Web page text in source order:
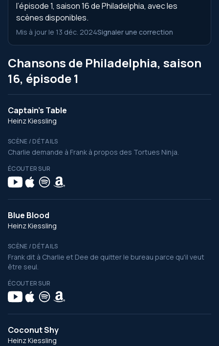
l’épisode 1, saison 16 de Philadelphia, avec les
scènes disponibles.
Mis à jour le 13 déc. 2024Signaler une correction
Chansons de Philadelphia, saison
16, épisode 1
Captain's Table
Heinz Kiessling
SCÈNE / DÉTAILS
Charlie demande à Frank à propos des Tortues Ninja.
ÉCOUTER SUR
Blue Blood
Heinz Kiessling
SCÈNE / DÉTAILS
Frank dit à Charlie et Dee de quitter le bureau parce qu'il veut
être seul.
ÉCOUTER SUR
Coconut Shy
Heinz Kiessling